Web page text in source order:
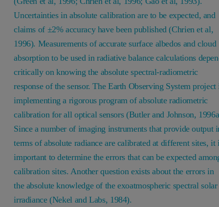
Uncertainties in absolute calibration are to be expected, and
claims of ±2% accuracy have been published (Chrien et al,
1996). Measurements of accurate surface albedos and cloud
absorption to be used in radiative balance calculations
critically on knowing the absolute spectral-radiometric
response of the sensor. The Earth Observing System project
implementing a rigorous program of absolute radiometric
calibration for all optical sensors (Butler and Johnson,
Since a number of imaging instruments that provide output
terms of absolute radiance are calibrated at different sites, it
important to determine the errors that can be expected
calibration sites. Another question exists about the errors in
the absolute knowledge of the exoatmospheric spectral solar
irradiance (Nekel and Labs, 1984).